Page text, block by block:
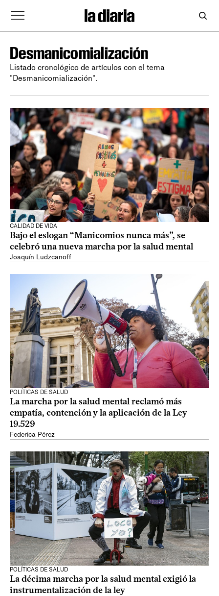
Desmanicomialización
Listado cronológico de artículos con el tema
"Desmanicomialización".
CALIDAD DE VIDA
Bajo el eslogan “Manicomios nunca más”, se
celebró una nueva marcha por la salud mental
Joaquín Ludzcanoff
POLÍTICAS DE SALUD
La marcha por la salud mental reclamó más
empatía, contención y la aplicación de la Ley
19.529
Federica Pérez
POLÍTICAS DE SALUD
La décima marcha por la salud mental exigió la
instrumentalización de la ley